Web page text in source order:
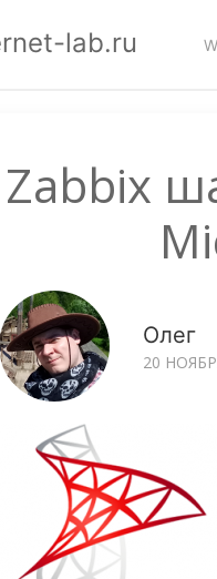
lab.ru
Zabbix
Олег
20